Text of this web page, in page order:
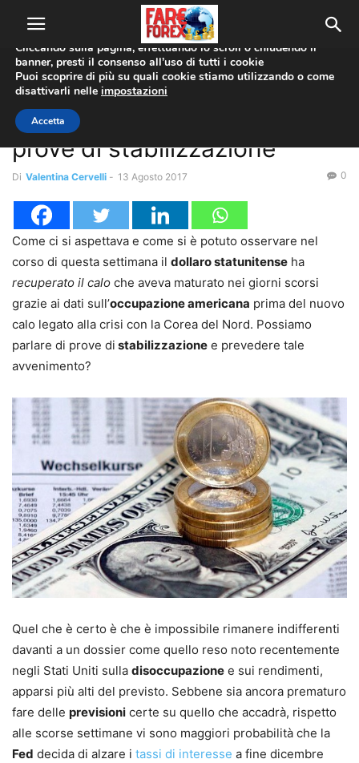
Home Coppie Valute EUR/USD
Coppie Valute EUR/USD
Euro-Dollaro: previsioni e
prove di stabilizzazione
Di Valentina Cervelli - 13 Agosto 2017 0
Come ci si aspettava e come si è potuto osservare nel
corso di questa settimana il dollaro statunitense ha
recuperato il calo che aveva maturato nei giorni scorsi
grazie ai dati sull’occupazione americana prima del nuovo
calo legato alla crisi con la Corea del Nord. Possiamo
parlare di prove di stabilizzazione e prevedere tale
avvenimento?
Quel che è certo è che è impossibile rimanere indifferenti
davanti a un dossier come quello reso noto recentemente
negli Stati Uniti sulla disoccupazione e sui rendimenti,
apparsi più alti del previsto. Sebbene sia ancora prematuro
fare delle previsioni certe su quello che accadrà, rispetto
alle scorse settimane vi sono maggiori probabilità che la
Fed decida di alzare i tassi di interesse a fine dicembre
Utilizziamo i cookie per offrirti la migliore esperienza sul nostro
sito web.
Cliccando sulla pagina, effettuando lo scroll o chiudendo il
banner, presti il consenso all’uso di tutti i cookie
Puoi scoprire di più su quali cookie stiamo utilizzando o come
disattivarli nelle impostazioni
Accetta